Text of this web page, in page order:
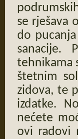
se rješava
do
sanacije.
tehnikama
štetnim
zidova, te
izdatke.
nećete
ovi radovi